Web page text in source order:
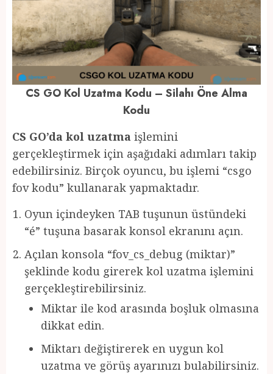
CS GO Kol Uzatma Kodu – Silahı Öne Alma
Kodu
CS GO’da kol uzatma işlemini
gerçekleştirmek için aşağıdaki adımları takip
edebilirsiniz. Birçok oyuncu, bu işlemi “csgo
fov kodu” kullanarak yapmaktadır.
Oyun içindeyken TAB tuşunun üstündeki
“é” tuşuna basarak konsol ekranını açın.
Açılan konsola “fov_cs_debug (miktar)”
şeklinde kodu girerek kol uzatma işlemini
gerçekleştirebilirsiniz.
Miktar ile kod arasında boşluk olmasına
dikkat edin.
Miktarı değiştirerek en uygun kol
uzatma ve görüş ayarınızı bulabilirsiniz.